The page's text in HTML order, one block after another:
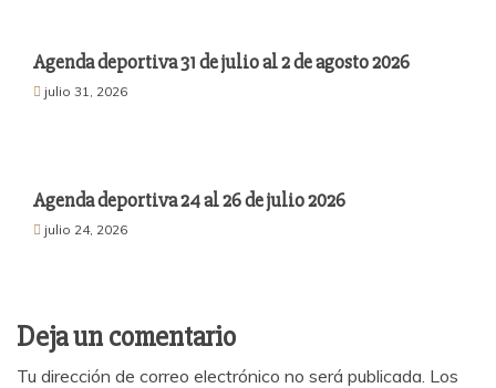
Agenda deportiva 31 de julio al 2 de agosto 2026
julio 31, 2026
Agenda deportiva 24 al 26 de julio 2026
julio 24, 2026
Deja un comentario
Tu dirección de correo electrónico no será publicada. Los